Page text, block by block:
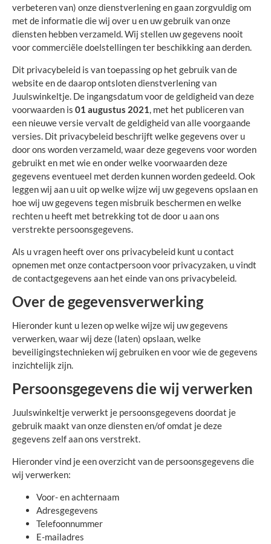
verbeteren van) onze dienstverlening en gaan zorgvuldig om
met de informatie die wij over u en uw gebruik van onze
diensten hebben verzameld. Wij stellen uw gegevens nooit
voor commerciële doelstellingen ter beschikking aan derden.
Dit privacybeleid is van toepassing op het gebruik van de
website en de daarop ontsloten dienstverlening van
Juulswinkeltje. De ingangsdatum voor de geldigheid van deze
voorwaarden is 01 augustus 2021, met het publiceren van
een nieuwe versie vervalt de geldigheid van alle voorgaande
versies. Dit privacybeleid beschrijft welke gegevens over u
door ons worden verzameld, waar deze gegevens voor worden
gebruikt en met wie en onder welke voorwaarden deze
gegevens eventueel met derden kunnen worden gedeeld. Ook
leggen wij aan u uit op welke wijze wij uw gegevens opslaan en
hoe wij uw gegevens tegen misbruik beschermen en welke
rechten u heeft met betrekking tot de door u aan ons
verstrekte persoonsgegevens.
Als u vragen heeft over ons privacybeleid kunt u contact
opnemen met onze contactpersoon voor privacyzaken, u vindt
de contactgegevens aan het einde van ons privacybeleid.
Over de gegevensverwerking
Hieronder kunt u lezen op welke wijze wij uw gegevens
verwerken, waar wij deze (laten) opslaan, welke
beveiligingstechnieken wij gebruiken en voor wie de gegevens
inzichtelijk zijn.
Persoonsgegevens die wij verwerken
Juulswinkeltje verwerkt je persoonsgegevens doordat je
gebruik maakt van onze diensten en/of omdat je deze
gegevens zelf aan ons verstrekt.
Hieronder vind je een overzicht van de persoonsgegevens die
wij verwerken:
Voor- en achternaam
Adresgegevens
Telefoonnummer
E-mailadres